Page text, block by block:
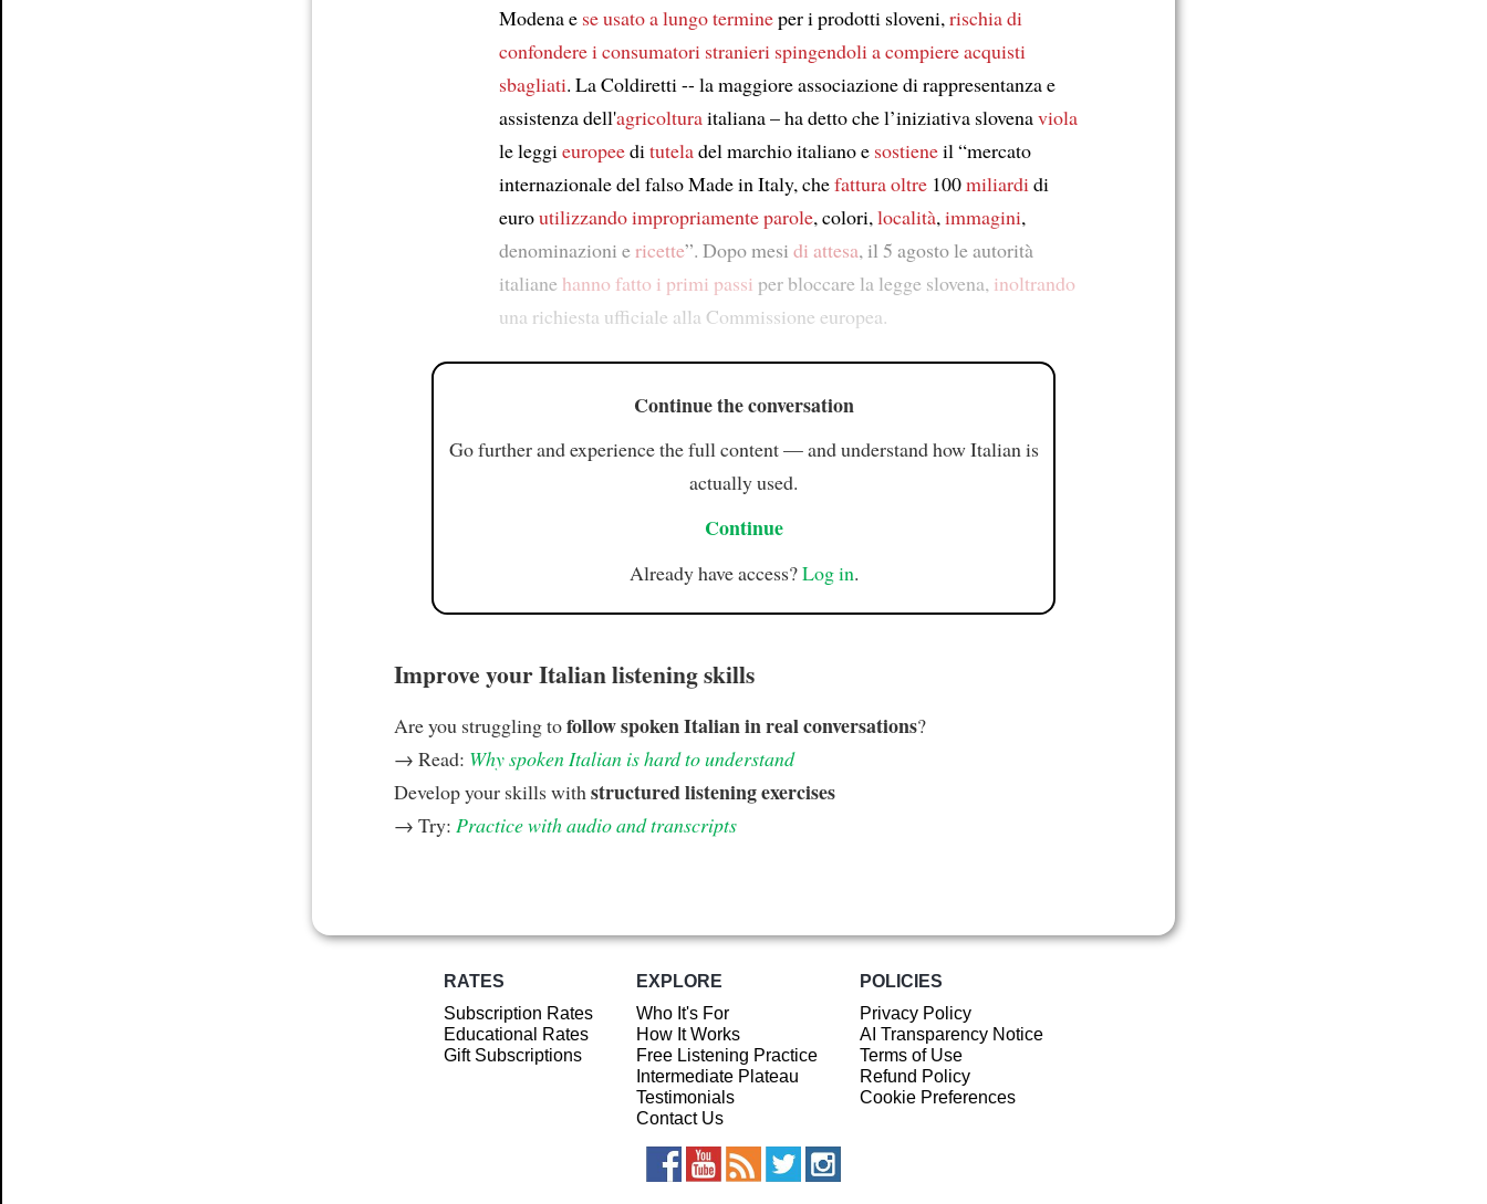
Modena e se usato a lungo termineper i prodotti sloveni,rischia di
confonderei consumatori stranieri spingendoli a compiereacquisti
sbagliati. La Coldiretti -- la maggiore associazione di rappresentanza e
assistenza dell'agricolturaitaliana – ha detto che l’iniziativa slovenaviola
le leggieuropeedituteladel marchio italiano e sostieneil “mercato
internazionale del falso Made in Italy, chefatturaoltre 100miliardidi
euroutilizzando impropriamenteparole, colori,località,immagini,
denominazioni ericette”. Dopo mesi di attesa, il 5 agosto le autorità
italiane hanno fatto i primi passi per bloccare la legge slovena, inoltrando
una richiesta ufficiale alla Commissione europea.
Continue the conversation
Go further and experience the full content — and understand how Italian is
actually used.
Continue
Already have access?Log in.
Improve your Italian listening skills
Are you struggling tofollow spoken Italian in real conversations?
→ Read: Why spoken Italian is hard to understand
Develop your skills withstructured listening exercises
→ Try: Practice with audio and transcripts
RATES
Subscription Rates
Educational Rates
Gift Subscriptions
EXPLORE
Who It's For
How It Works
Free Listening Practice
Intermediate Plateau
Testimonials
Contact Us
POLICIES
Privacy Policy
AI Transparency Notice
Terms of Use
Refund Policy
Cookie Preferences